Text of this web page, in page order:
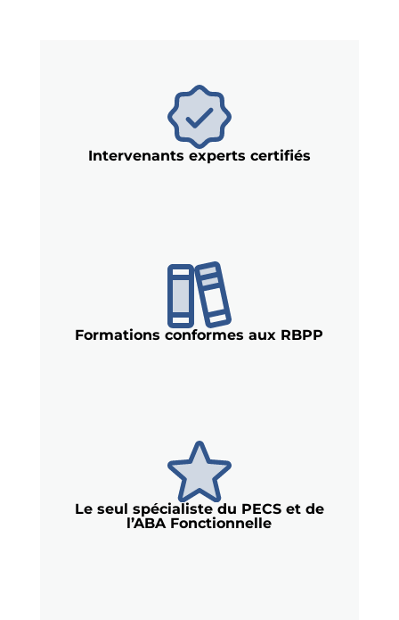
Intervenants experts certifiés
Formations conformes aux RBPP
Le seul spécialiste du PECS et de
l’ABA Fonctionnelle